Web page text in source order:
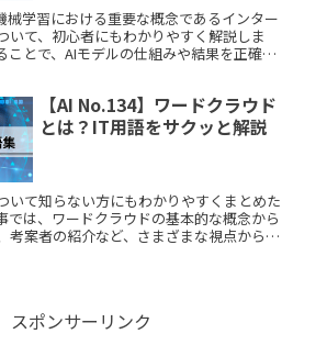
械学習における重要な概念であるインター
いて、初心者にもわかりやすく解説しま
ことで、AIモデルの仕組みや結果を正確に
【AI No.134】ワードクラウド
とは？IT用語をサクッと解説
いて知らない方にもわかりやすくまとめた
では、ワードクラウドの基本的な概念から
考案者の紹介など、さまざまな視点から解
スポンサーリンク